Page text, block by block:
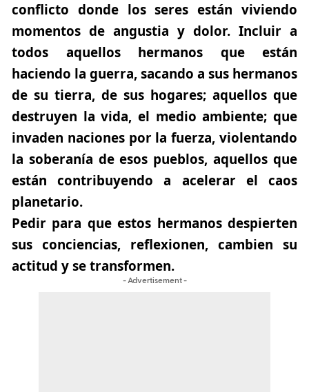
conflicto donde los seres están viviendo
momentos de angustia y dolor. Incluir a
todos aquellos hermanos que están
haciendo la guerra, sacando a sus hermanos
de su tierra, de sus hogares; aquellos que
destruyen la vida, el medio ambiente; que
invaden naciones por la fuerza, violentando
la soberanía de esos pueblos, aquellos que
están contribuyendo a acelerar el caos
planetario.
Pedir para que estos hermanos despierten
sus conciencias, reflexionen, cambien su
actitud y se transformen.
- Advertisement -